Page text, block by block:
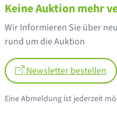
Keine Auktion mehr
Wir Informieren Sie über
rund um die Auktion
Newsletter bestellen
Eine Abmeldung ist jederzeit